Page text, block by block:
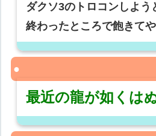
ダクソ3のトロコンしよう
終わったところで飽きて
最近の龍が如くは